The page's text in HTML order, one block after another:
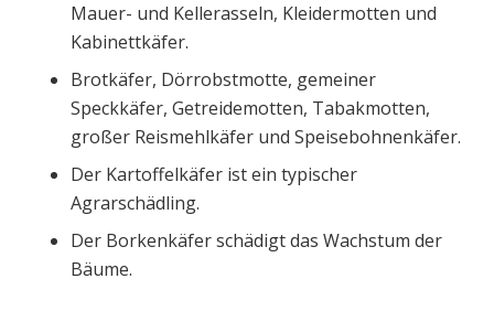
Mauer- und Kellerasseln, Kleidermotten und
Kabinettkäfer.
Brotkäfer, Dörrobstmotte, gemeiner
Speckkäfer, Getreidemotten, Tabakmotten,
großer Reismehlkäfer und Speisebohnenkäfer.
Der Kartoffelkäfer ist ein typischer
Agrarschädling.
Der Borkenkäfer schädigt das Wachstum der
Bäume.